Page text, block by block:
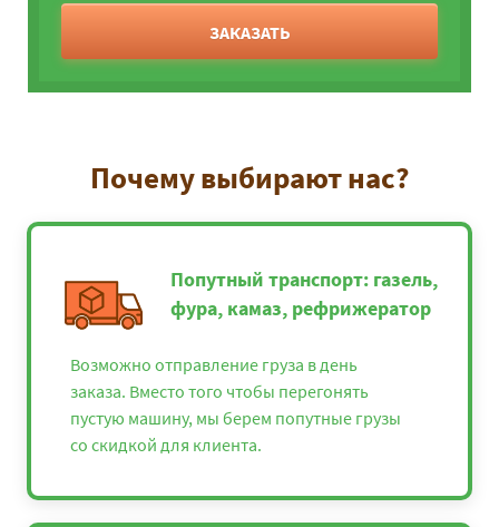
ЗАКАЗАТЬ
Почему выбирают нас?
Попутный транспорт: газель,
фура, камаз, рефрижератор
Возможно отправление груза в день
заказа. Вместо того чтобы перегонять
пустую машину, мы берем попутные грузы
со скидкой для клиента.